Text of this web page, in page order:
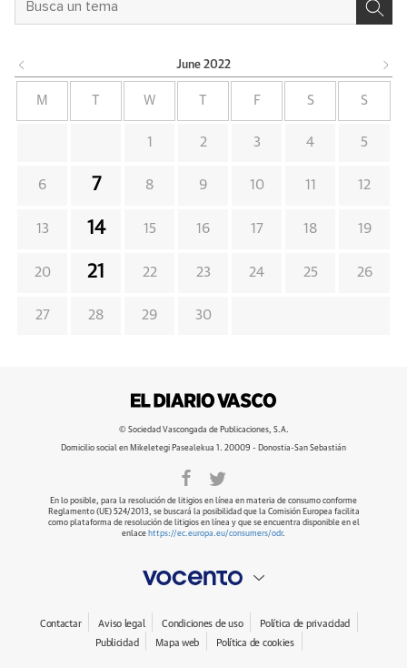
June 2022
M W F S S
1 2 3 4 5
6 7 8 9 10 11 12
13 14 15 16 17 18 19
20 21 22 23 24 25 26
27 28 29 30
© Sociedad Vascongada de Publicaciones, S.A.
Domicilio social en Mikeletegi Pasealekua 1. 20009 - Donostia-San Sebastián
En lo posible, para la resolución de litigios en línea en materia de consumo conforme
Reglamento (UE) 524/2013, se buscará la posibilidad que la Comisión Europea facilita
como plataforma de resolución de litigios en línea y que se encuentra disponible en el
enlace https://ec.europa.eu/consumers/odr.
Contactar Aviso legal Condiciones de uso
Política de privacidad
Publicidad
Mapa web Política de cookies